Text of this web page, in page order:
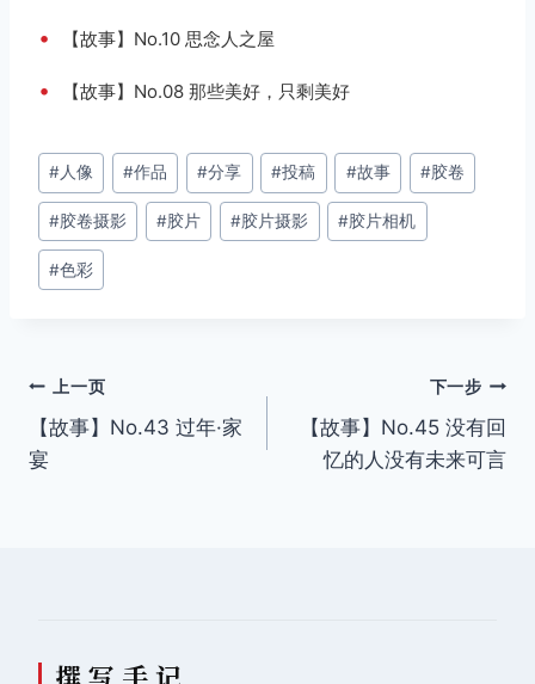
• 【故事】No.10 思念人之屋
• 【故事】No.08 那些美好，只剩美好
文
章
标
签：
#人像 #作品 #分享 #投稿 #故事 #胶卷
#胶卷摄影 #胶片 #胶片摄影 #胶片相机
#色彩
文
章
上一页
【故事】No.43 过年·家
宴
下一步
【故事】No.45 没有回
忆的人没有未来可言
撰 写 手 记